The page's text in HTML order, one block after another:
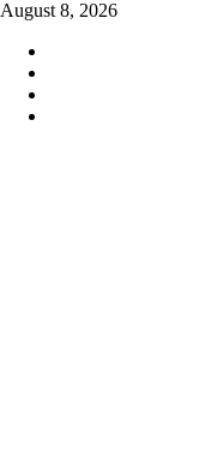
Skip
content
August 8, 2026